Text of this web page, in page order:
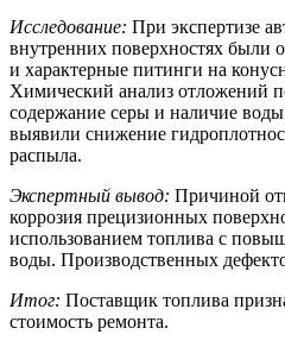
Исследование: При экспертизе
внутренних поверхностях были
и характерные питинги на
Химический анализ отложений
содержание серы и наличие
выявили снижение
распыла.
Экспертный вывод: Причиной
коррозия прецизионных
использованием топлива с
воды. Производственных
Итог: Поставщик топлива
стоимость ремонта.